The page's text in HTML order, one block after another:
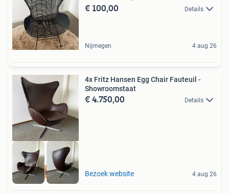
€ 100,00 Details
Nijmegen 4 aug 26
Unieke uitvoering
4x Fritz Hansen Egg Chair Fauteuil -
Showroomstaat
€ 4.750,00 Details
Bezoek website 4 aug 26